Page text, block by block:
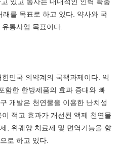
있고 동사는 대대적인 인력 확충
를 목표로 하고 있다. 약사와 국
통사업 목표이다.
민국 의약계의 국책과제이다. 익
함한 한방제품의 효과 증대와 빠
개발은 천연물을 이용한 난치성
적고 효과가 개선된 액제 천연물
, 위궤양 치료제 및 면역기능을 향
로 하고 있다.